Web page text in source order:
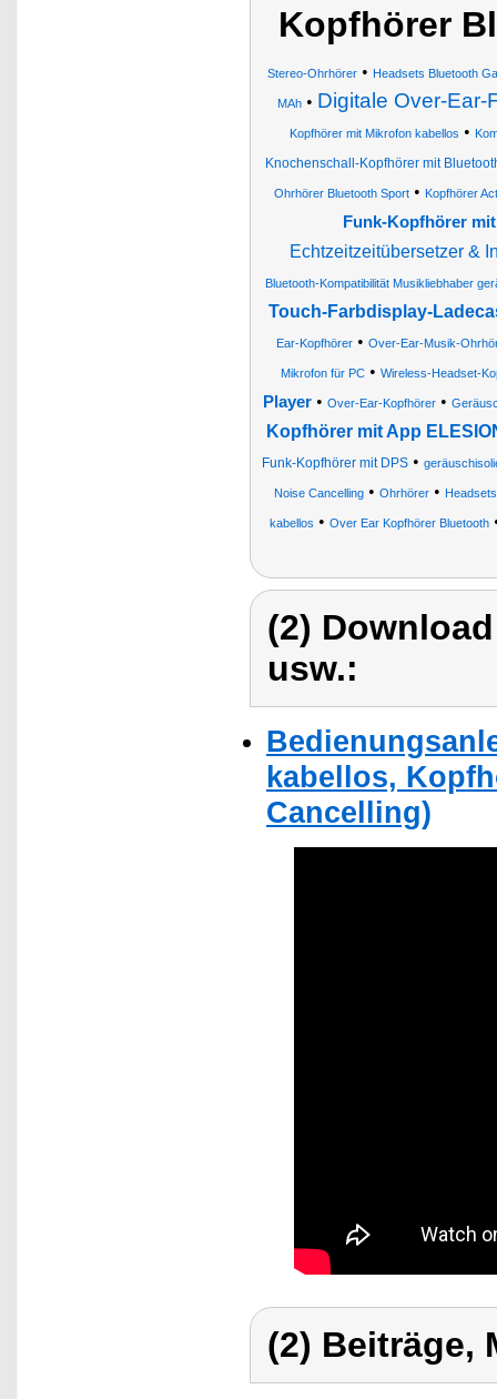
Kopfhörer
Stereo-Ohrhörer • Headsets Bluetooth
MAh• Digitale Over-Ear-
Kopfhörer mit Mikrofon kabellos •
Knochenschall-Kopfhörer mit
Ohrhörer Bluetooth Sport • Kopfhörer
Funk-Kopfhörer
Echtzeitzeitübersetzer &
Bluetooth-Kompatibilität Musikliebhaber
Touch-Farbdisplay-
Ear-Kopfhörer • Over-Ear-Musik-
Mikrofon für PC • Wireless-Headset-
Player• Over-Ear-Kopfhörer•
Kopfhörer mit App
Funk-Kopfhörer mit DPS •
Noise Cancelling• Ohrhörer• Headsets
kabellos • Over Ear Kopfhörer Bluetooth
(2)
usw.:
kabellos,
Cancelling)
(2) Beiträge,